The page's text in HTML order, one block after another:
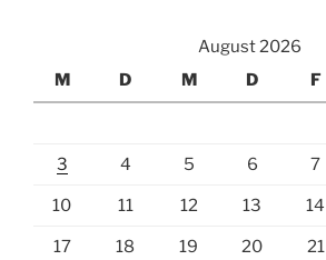
August 2026
M
D M D F
3 4 5 6 7
10 11 12 13 14
17 18 19 20 21